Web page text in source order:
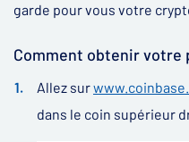
garde pour vous votre
Comment obtenir votre
Allez sur
dans le coin supérieur